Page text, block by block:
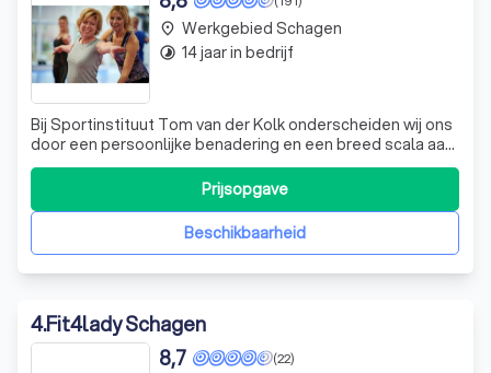
Bij Sportinstituut Tom van der Kolk onderscheiden wij ons
door een persoonlijke benadering en een breed scala aan
fitnessmogelijkheden. Onze faciliteiten zijn uitgerust met
de nieuwste apparatuur en wij bieden diverse
groepslessen aan die geschikt zijn voor elk fitnessniveau.
Of je nu een beginner bBeschikbaarheid
Prijsopgave
place Werkgebied Schagen
timelapse 14 jaar in bedrijf
4.Fit4lady Schagen
(22)
8,7